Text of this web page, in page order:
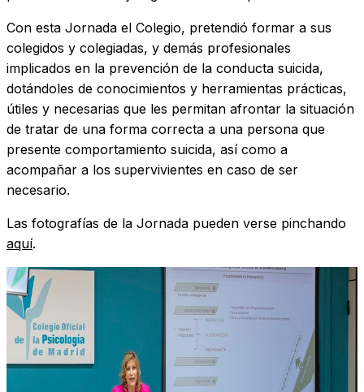
Con esta Jornada el Colegio, pretendió formar a sus
colegidos y colegiadas, y demás profesionales
implicados en la prevención de la conducta suicida,
dotándoles de conocimientos y herramientas prácticas,
útiles y necesarias que les permitan afrontar la situación
de tratar de una forma correcta a una persona que
presente comportamiento suicida, así como a
acompañar a los supervivientes en caso de ser
necesario.
Las fotografías de la Jornada pueden verse pinchando
aquí.